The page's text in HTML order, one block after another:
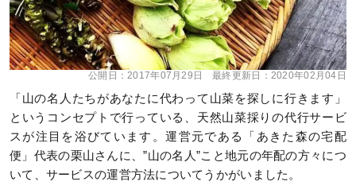
公開日：2017年07月29日 最終更新日： 2020年02月04日
「山の名人たちがあなたに代わって山菜を探しに行きます」
というコンセプトで行っている、天然山菜採りの代行サービ
スが注目を浴びています。運営元である「あきた森の宅配
便」代表の栗山さんに、”山の名人”こと地元の年配の方々につ
いて、サービスの運営方法についてうかがいました。